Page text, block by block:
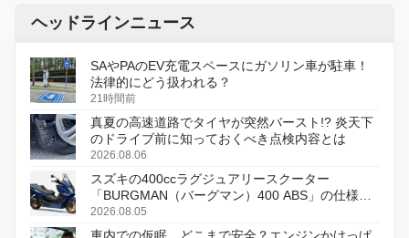
ヘッドラインニュース
SAやPAのEV充電スペースにガソリン車が駐車！
法律的にどう扱われる？
21時間前
真夏の高速道路でタイヤが突然バースト!? 炎天下
のドライブ前に知っておくべき点検内容とは
2026.08.06
スズキの400ccラグジュアリースクーター
「BURGMAN（バーグマン）400 ABS」の仕様を
変更し、8月18日に発売
2026.08.05